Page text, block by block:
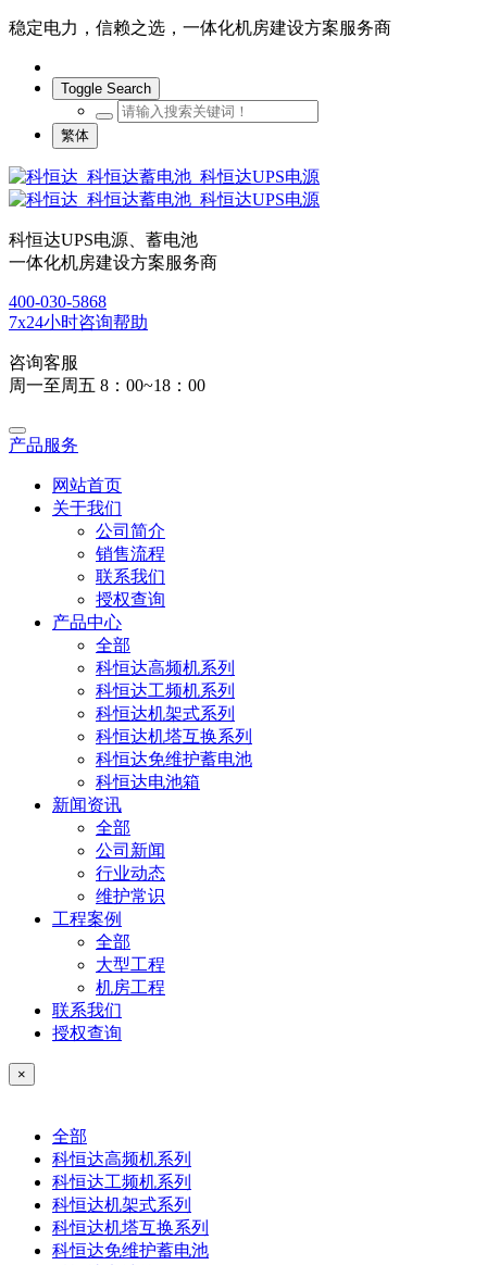
稳定电力，信赖之选，一体化机房建设方案服务商
Toggle Search
繁体
科恒达UPS电源、蓄电池
一体化机房建设方案服务商
400-030-5868
7x24小时咨询帮助
咨询客服
周一至周五 8：00~18：00
产品服务
网站首页
关于我们
公司简介
销售流程
联系我们
授权查询
产品中心
全部
科恒达高频机系列
科恒达工频机系列
科恒达机架式系列
科恒达机塔互换系列
科恒达免维护蓄电池
科恒达电池箱
新闻资讯
全部
公司新闻
行业动态
维护常识
工程案例
全部
大型工程
机房工程
联系我们
授权查询
×
全部
科恒达高频机系列
科恒达工频机系列
科恒达机架式系列
科恒达机塔互换系列
科恒达免维护蓄电池